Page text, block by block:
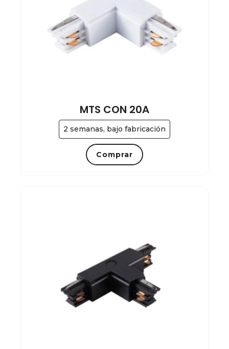
2 semanas, bajo fabricación
MTS CON 20A
Comprar